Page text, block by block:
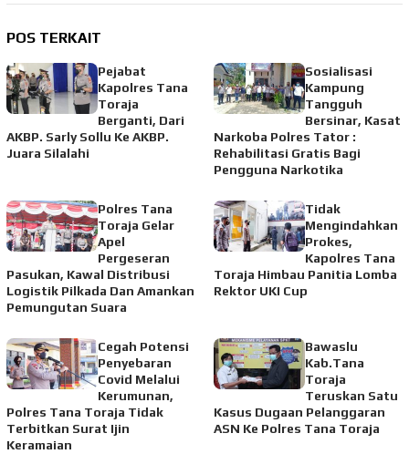
POS TERKAIT
Pejabat
Kapolres Tana
Toraja
Berganti, Dari
AKBP. Sarly Sollu Ke AKBP.
Juara Silalahi
Sosialisasi
Kampung
Tangguh
Bersinar, Kasat
Narkoba Polres Tator :
Rehabilitasi Gratis Bagi
Pengguna Narkotika
Polres Tana
Toraja Gelar
Apel
Pergeseran
Pasukan, Kawal Distribusi
Logistik Pilkada Dan Amankan
Pemungutan Suara
Tidak
Mengindahkan
Prokes,
Kapolres Tana
Toraja Himbau Panitia Lomba
Rektor UKI Cup
Cegah Potensi
Penyebaran
Covid Melalui
Kerumunan,
Polres Tana Toraja Tidak
Terbitkan Surat Ijin
Keramaian
Bawaslu
Kab.Tana
Toraja
Teruskan Satu
Kasus Dugaan Pelanggaran
ASN Ke Polres Tana Toraja